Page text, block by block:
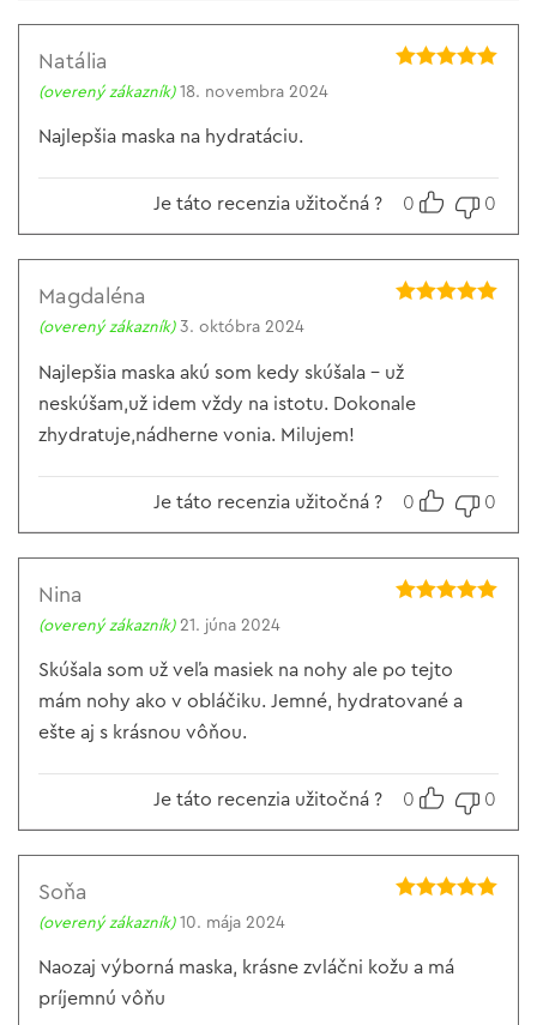
Natália
(overený zákazník) 18. novembra 2024
Najlepšia maska na hydratáciu.
Je táto recenzia užitočná ? 0 0
Magdaléna
(overený zákazník) 3. októbra 2024
Najlepšia maska akú som kedy skúšala – už
neskúšam,už idem vždy na istotu. Dokonale
zhydratuje,nádherne vonia. Milujem!
Je táto recenzia užitočná ? 0 0
Nina
(overený zákazník) 21. júna 2024
Skúšala som už veľa masiek na nohy ale po tejto
mám nohy ako v obláčiku. Jemné, hydratované a
ešte aj s krásnou vôňou.
Je táto recenzia užitočná ? 0 0
Soňa
(overený zákazník) 10. mája 2024
Naozaj výborná maska, krásne zvláčni kožu a má
príjemnú vôňu